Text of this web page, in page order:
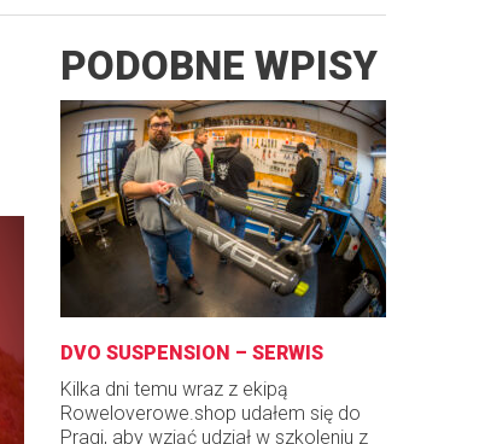
PODOBNE WPISY
DVO SUSPENSION – SERWIS
Kilka dni temu wraz z ekipą
Roweloverowe.shop udałem się do
Pragi, aby wziąć udział w szkoleniu z